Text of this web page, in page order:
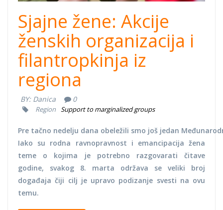
Sjajne žene: Akcije
ženskih organizacija i
filantropkinja iz
regiona
BY: Danica 0
Region Support to marginalized groups
Pre tačno nedelju dana obeležili smo još jedan
Iako su rodna ravnopravnost i emancipacija žena
teme o kojima je potrebno razgovarati čitave
godine, svakog 8. marta održava se veliki broj
događaja čiji cilj je upravo podizanje svesti na ovu
temu.